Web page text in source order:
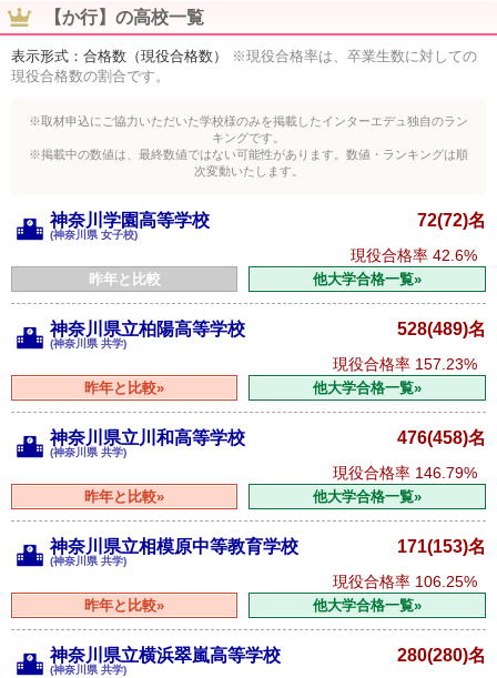
【か行】の高校一覧
表示形式：合格数（現役合格数）
※現役合格率は、卒業生数に対しての
現役合格数の割合です。
※取材申込にご協力いただいた学校様のみを掲載したインターエデュ独自のラン
キングです。
※掲載中の数値は、最終数値ではない可能性があります。数値・ランキングは順
次変動いたします。
神奈川学園高等学校
(神奈川県 女子校)
72(72)名
現役合格率 42.6%
昨年と比較 他大学合格一覧»
神奈川県立柏陽高等学校
(神奈川県 共学)
528(489)名
現役合格率 157.23%
昨年と比較» 他大学合格一覧»
神奈川県立川和高等学校
(神奈川県 共学)
476(458)名
現役合格率 146.79%
昨年と比較» 他大学合格一覧»
神奈川県立相模原中等教育学校
(神奈川県 共学)
171(153)名
現役合格率 106.25%
昨年と比較» 他大学合格一覧»
神奈川県立横浜翠嵐高等学校
(神奈川県 共学)
280(280)名